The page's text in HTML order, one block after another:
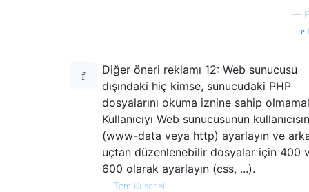
—
Diğer öneri reklamı 12: Web sunucusu
dışındaki hiç kimse, sunucudaki PHP
dosyalarını okuma iznine sahip
Kullanıcıyı Web sunucusunun
(www-data veya http) ayarlayın ve
uçtan düzenlenebilir dosyalar için 400
600 olarak ayarlayın (css, ...).
— Tom Kuschel